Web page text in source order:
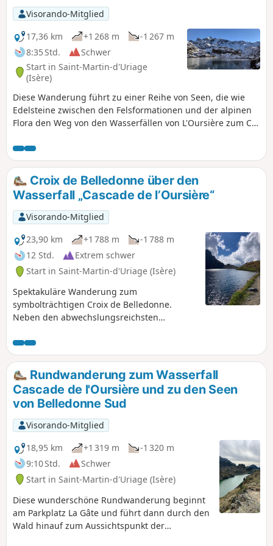
Visorando-Mitglied
17,36 km
+1 268 m
-1 267 m
8:35 Std.
Schwer
Start in Saint-Martin-d'Uriage
(Isère)
Diese Wanderung führt zu einer Reihe von Seen, die wie
Edelsteine zwischen den Felsformationen und der alpinen
Flora den Weg von den Wasserfällen von L'Oursière zum Col
verlaufende Route ist besonders tückisch: Es ist unmöglich,
einen Zeitplan einzuhalten, denn die Faszination der
Landschaften zwingt zum Verweilen und Betrachten. Ein
kleiner Teil der Strecke verläuft abseits der Wege, ohne
dass jedoch Orientierungsschwierigkeiten auftreten.
Croix de Belledonne über den
Wasserfall „Cascade de l’Oursière“
Visorando-Mitglied
23,90 km
+1 788 m
-1 788 m
12 Std.
Extrem schwer
Start in Saint-Martin-d'Uriage (Isère)
Spektakuläre Wanderung zum
symbolträchtigen Croix de Belledonne.
Neben den abwechslungsreichsten
herrlichen Seen entlang der Strecke und
den schönen Begegnungen, die man
unterwegs macht, bietet das Ziel dieser
Wanderung einen atemberaubenden Blick
auf den Vercors, die Chartreuse und die
Écrins. Start auf 1.100 m Höhe und Ziel auf
2.926 m Höhe. Viel Spaß!
Rundwanderung zum Wasserfall
Cascade de l'Oursière und zu den Seen
von Belledonne Sud
Visorando-Mitglied
18,95 km
+1 319 m
-1 320 m
9:10 Std.
Schwer
Start in Saint-Martin-d'Uriage (Isère)
Diese wunderschöne Rundwanderung beginnt
am Parkplatz La Gâte und führt dann durch den
Wald hinauf zum Aussichtspunkt der